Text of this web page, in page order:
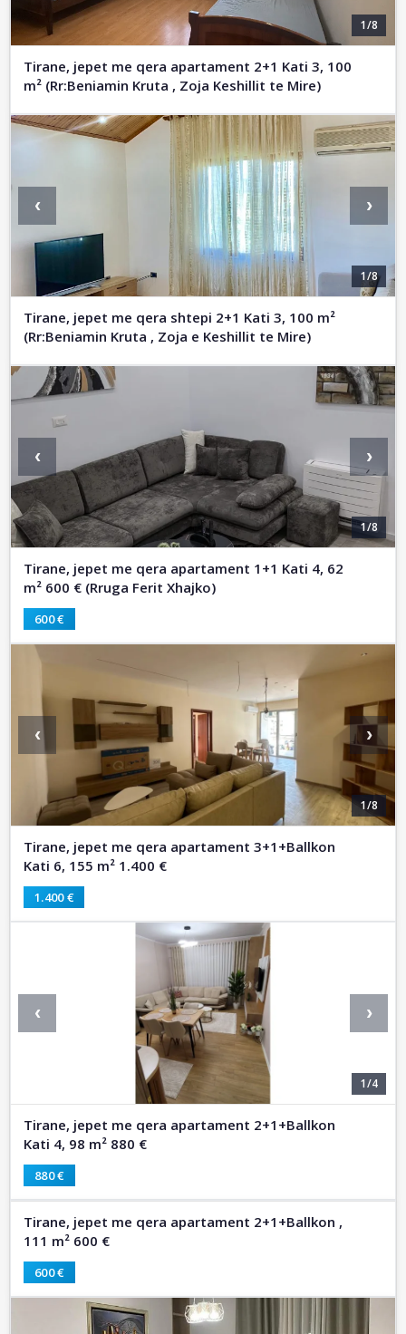
1/8
Tirane, jepet me qera apartament 2+1 Kati 3, 100
m² (Rr:Beniamin Kruta , Zoja Keshillit te Mire)
1/8
‹ ›
Tirane, jepet me qera shtepi 2+1 Kati 3, 100 m²
(Rr:Beniamin Kruta , Zoja e Keshillit te Mire)
1/8
‹ ›
Tirane, jepet me qera apartament 1+1 Kati 4, 62
m² 600 € (Rruga Ferit Xhajko)
600 €
1/8
‹ ›
Tirane, jepet me qera apartament 3+1+Ballkon
Kati 6, 155 m² 1.400 €
1.400 €
1/4
‹ ›
Tirane, jepet me qera apartament 2+1+Ballkon
Kati 4, 98 m² 880 €
880 €
Tirane, jepet me qera apartament 2+1+Ballkon ,
111 m² 600 €
600 €